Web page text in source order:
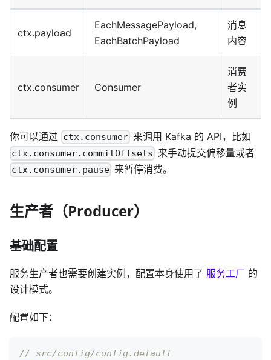
ctx.payload
EachMessagePayload,
EachBatchPayload
消息
内容
ctx.consumer Consumer
消费
者实
例
你可以通过 ctx.consumer 来调用 Kafka 的 API，比如
ctx.consumer.commitOffsets 来手动提交偏移量或者
ctx.consumer.pause 来暂停消费。
生产者（Producer）
基础配置
服务生产者也需要创建实例，配置本身使用了 服务工厂 的
设计模式。
配置如下：
// src/config/config.default